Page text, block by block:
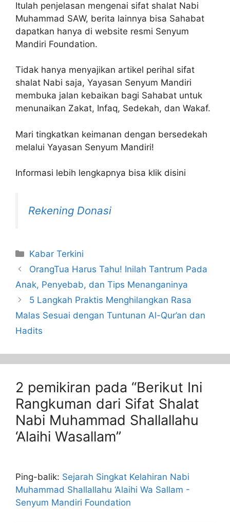
Itulah penjelasan mengenai sifat shalat Nabi
Muhammad SAW, berita lainnya bisa Sahabat
dapatkan hanya di website resmi Senyum
Mandiri Foundation.
Tidak hanya menyajikan artikel perihal sifat
shalat Nabi saja, Yayasan Senyum Mandiri
membuka jalan kebaikan bagi Sahabat untuk
menunaikan Zakat, Infaq, Sedekah, dan Wakaf.
Mari tingkatkan keimanan dengan bersedekah
melalui Yayasan Senyum Mandiri!
Informasi lebih lengkapnya bisa klik disini
Rekening Donasi
Kabar Terkini
OrangTua Harus Tahu! Inilah Tantrum Pada
Anak, Penyebab, dan Tips Menanganinya
5 Langkah Praktis Menghilangkan Rasa
Malas Sesuai dengan Tuntunan Al-Qur’an dan
Hadits
2 pemikiran pada “Berikut Ini
Rangkuman dari Sifat Shalat
Nabi Muhammad Shallallahu
‘Alaihi Wasallam”
Ping-balik: Sejarah Singkat Kelahiran Nabi
Muhammad Shallallahu ‘Alaihi Wa Sallam -
Senyum Mandiri Foundation